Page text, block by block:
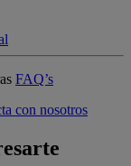
FAQ’s
con nosotros